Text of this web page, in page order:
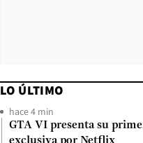
LO ÚLTIMO
hace 4 min
GTA VI presenta su